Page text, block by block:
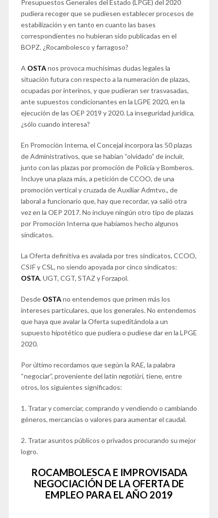
Presupuestos Generales del Estado (LPGE) del 2020
pudiera recoger que se pudiesen establecer procesos de
estabilización y en tanto en cuanto las bases
correspondientes no hubieran sido publicadas en el
BOPZ. ¿Rocambolesco y farragoso?
A OSTAnos provoca muchísimas dudas legales la
situación futura con respecto a la numeración de plazas,
ocupadas por interinos, y que pudieran ser trasvasadas,
ante supuestos condicionantes en la LGPE 2020, en la
ejecución de las OEP 2019 y 2020. La inseguridad jurídica,
¿sólo cuando interesa?
En Promoción Interna, el Concejal incorpora las 50 plazas
de Administrativos, que se habían “olvidado” de incluir,
junto con las plazas por promoción de Policía y Bomberos.
Incluye una plaza más, a petición de CCOO, de una
promoción vertical y cruzada de Auxiliar Admtvo., de
laboral a funcionario que, hay que recordar, ya salió otra
vez en la OEP 2017. No incluye ningún otro tipo de plazas
por Promoción Interna que habíamos hecho algunos
sindicatos.
La Oferta definitiva es avalada por tres sindicatos, CCOO,
CSIF y CSL, no siendo apoyada por cinco sindicatos:
OSTA, UGT, CGT, STAZ y Forzapol.
Desde OSTAno entendemos que primen más los
intereses particulares, que los generales. No entendemos
que haya que avalar la Oferta supeditándola a un
supuesto hipotético que pudiera o pudiese dar en la LPGE
2020.
Por último recordamos que según la RAE, la palabra
“negociar”, proveniente del latín negotiāri, tiene, entre
otros, los siguientes significados:
1. Tratar y comerciar, comprando y vendiendo o cambiando
géneros, mercancías o valores para aumentar el caudal.
2. Tratar asuntos públicos o privados procurando su mejor
logro.
ROCAMBOLESCA E IMPROVISADA
NEGOCIACIÓN DE LA OFERTA DE
EMPLEO PARA EL AÑO 2019